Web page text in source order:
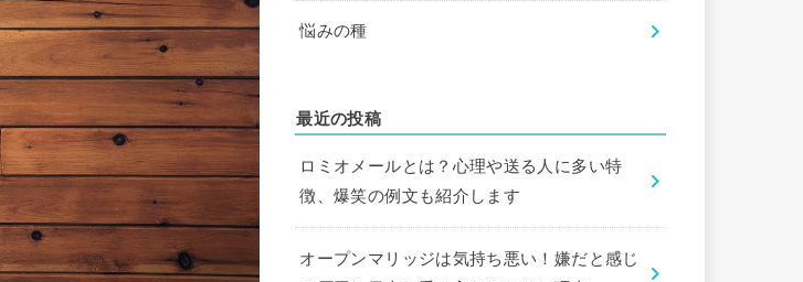
悩みの種
最近の投稿
ロミオメールとは？心理や送る人に多い特
徴、爆笑の例文も紹介します
オープンマリッジは気持ち悪い！嫌だと感じ